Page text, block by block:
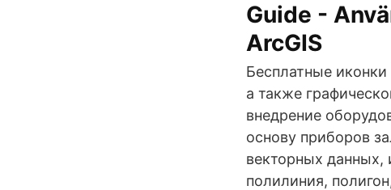
Guide -
ArcGIS
Бесплатные
а также
внедрение
основу приборов
векторных данных,
полилиния,